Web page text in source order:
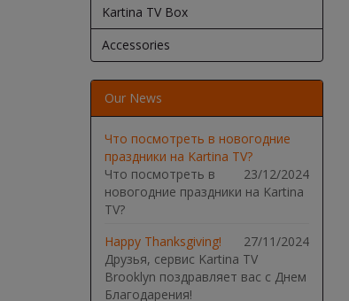
Kartina TV Box
Accessories
Our News
Что посмотреть в новогодние
праздники на Kartina TV?
23/12/2024
Что посмотреть в
новогодние праздники на Kartina
TV?
Happy Thanksgiving!
27/11/2024
Друзья, сервис Kartina TV
Brooklyn поздравляет вас с Днем
Благодарения!